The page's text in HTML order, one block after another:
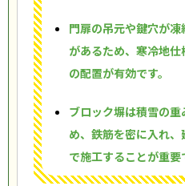
門扉の吊元や鍵穴が
があるため、寒冷地
の配置が有効です。
ブロック塀は積雪の
め、鉄筋を密に入れ
で施工することが重要